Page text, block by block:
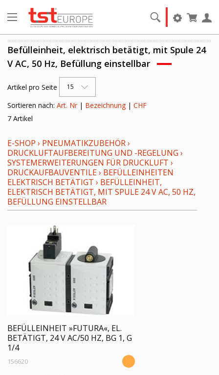
Befülleinheit, elektrisch betätigt, mit Spule 24
V AC, 50 Hz, Befüllung einstellbar
Artikel pro Seite 15
Sortieren nach: Art. Nr| Bezeichnung| CHF
7 Artikel
E-SHOP › PNEUMATIKZUBEHÖR›
DRUCKLUFTAUFBEREITUNG UND -REGELUNG ›
SYSTEMERWEITERUNGEN FÜR DRUCKLUFT ›
DRUCKAUFBAUVENTILE› BEFÜLLEINHEITEN
ELEKTRISCH BETÄTIGT › BEFÜLLEINHEIT,
ELEKTRISCH BETÄTIGT, MIT SPULE 24 V AC, 50 HZ,
BEFÜLLUNG EINSTELLBAR
BEFÜLLEINHEIT »FUTURA«, EL.
BETÄTIGT, 24 V AC/50 HZ, BG 1, G
1/4
156620